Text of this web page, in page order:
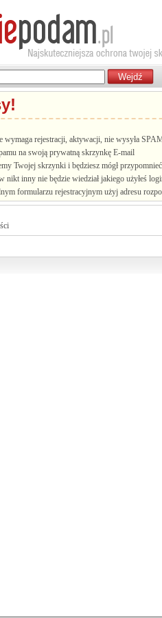
wymaga rejestracji, aktywacji, nie wysyła
na swoją prywatną skrzynkę E-mail
Twojej skrzynki i będziesz mógł
nikt inny nie będzie wiedział jakiego użyłeś
formularzu rejestracyjnym użyj adresu